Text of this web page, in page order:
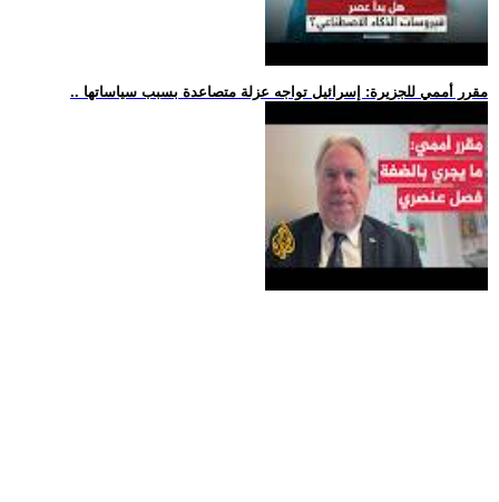
.. مقرر أممي للجزيرة: إسرائيل تواجه عزلة متصاعدة بسبب سياساتها